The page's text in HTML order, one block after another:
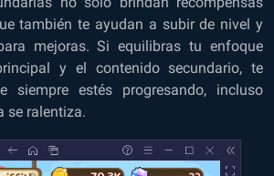
también te ayudan a subir de nivel y
mejoras. Si equilibras tu enfoque
y el contenido secundario, te
siempre estés progresando, incluso
se ralentiza.